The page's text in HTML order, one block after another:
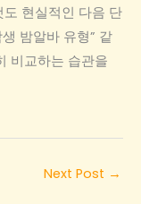
현실적인 다음 단
밤알바 유형” 같
비교하는 습관을
Next Post →